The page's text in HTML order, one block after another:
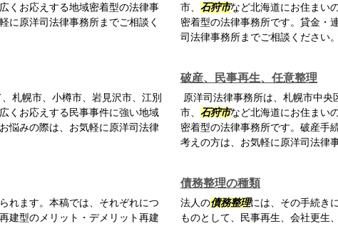
くお応えする地域密着型の法律事
に原洋司法律事務所までご相談く
市、 石狩市など北海道にお住まい
密着型の法律事務所です。貸金・
司法律事務所までご相談ください。
札幌市、小樽市、岩見沢市、江別
くお応えする民事事件に強い地域
悩みの際は、お気軽に原洋司法律
破産、民事再生、任意整理
原洋司法律事務所は、札幌市中
市、 石狩市など北海道にお住まい
密着型の法律事務所です。破産手
考えの方は、お気軽に原洋司法律
れます。本稿では、それぞれにつ
建型のメリット・デメリット再建
債務整理の種類
法人の債務整理には、その手続き
ものとして、民事再生、会社更生